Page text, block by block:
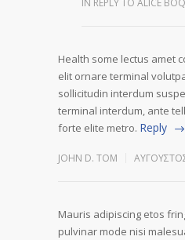
IN REPLY TO ALICE
Health some lectus amet
elit ornare terminal
sollicitudin interdum
terminal interdum, ante
forte elite metro. Reply
JOHN D. TOM
Mauris adipiscing etos
pulvinar mode nisi